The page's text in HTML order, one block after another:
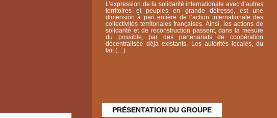
L’expression de la solidarité internationale avec d’autres
territoires et peuples en grande détresse, est une
dimension à part entière de l’action internationale des
collectivités territoriales françaises. Ainsi, les actions de
solidarité et de reconstruction passent, dans la mesure
du possible, par des partenariats de coopération
décentralisée déjà existants. Les autorités locales, du
fait (…)
PRÉSENTATION DU GROUPE